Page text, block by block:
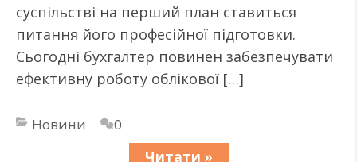
суспільстві на перший план ставиться
питання його професійної підготовки.
Сьогодні бухгалтер повинен забезпечувати
ефективну роботу облікової […]
Новини
0
Читати »